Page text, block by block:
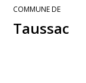
COMMUNE DE
Taussac